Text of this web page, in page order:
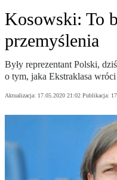
Kosowski: To
przemyślenia
Były reprezentant Polski,
o tym, jaka Ekstraklasa
Aktualizacja: 17.05.2020 21:02 Publikacja: